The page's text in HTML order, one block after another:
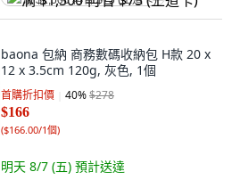
baona 包納 商務數碼收納包 H款 20 x
12 x 3.5cm 120g, 灰色, 1個
首購折扣價 40%$278
$166
($166.00/1個)
明天 8/7 (五) 預計送達